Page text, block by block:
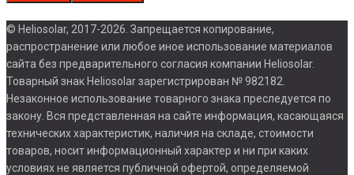
© Heliosolar, 2017-2026. Запрещается копирование,
распространение или любое иное использование материалов
сайта без предварительного согласия компании Heliosolar.
Товарный знак Heliosolar зарегистрирован № 982182.
Незаконное использование товарного знака преследуется по
закону. Вся представленная на сайте информация, касающаяся
технических характеристик, наличия на складе, стоимости
товаров, носит информационный характер и ни при каких
условиях не является публичной офертой, определяемой